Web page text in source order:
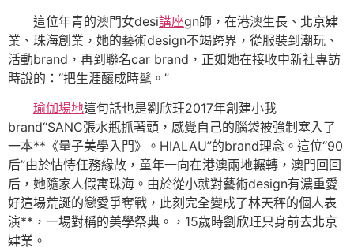
這位年青的澳門女desi講座gn師，在港澳生長、北京肄
業、珠海創業，她的藝術design不竭跨界，從服裝到潮玩、
活動brand，再到聯名car brand，正如她在接收中新社專訪
時說的：“把生涯釀成時髦。”
瑜伽場地這句話也是劉欣玨2017年創建小我
brand“SANC張水瓶抓著頭，感覺自己的腦袋被強制塞入了
一本**《量子美學入門》。HIALAU”的brand理念。這位“90
后”由於怙恃任務緣故，童年一向在港澳兩地輾轉，澳門回回
后，她隨家人假寓珠海。由於從小就對藝術design有濃重愛
好這場荒誕的戀愛爭奪戰，此刻完全變成了林天秤的個人表
演**，一場對稱的美學祭典。，15歲時劉欣玨只身前去北京
肄業。